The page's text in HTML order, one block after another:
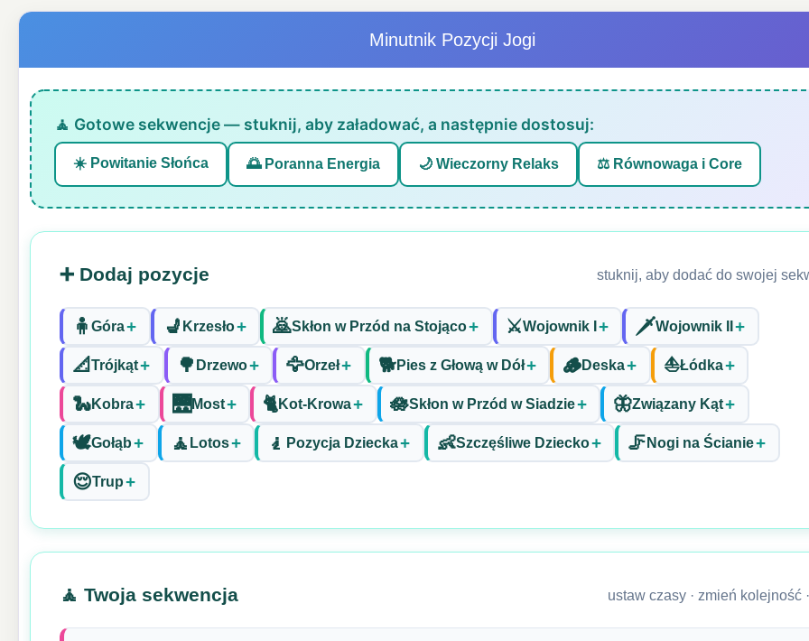
Minutnik Pozycji Jogi
🧘 Gotowe sekwencje — stuknij, aby załadować, a następnie dostosuj:
☀️ Powitanie Słońca 🌅 Poranna Energia 🌙 Wieczorny Relaks ⚖️ Równowaga i Core
➕ Dodaj pozycje stuknij, aby dodać do swojej
🧍 Góra+ 💺 Krzesło+ 🙇Skłon w Przód na Stojąco+ ⚔️Wojownik I+ 🗡️Wojownik II+
📐 Trójkąt+ 🌳 Drzewo+ 🦅Orzeł+ 🐕Pies z Głową w Dół+ 🪵Deska+ ⛵Łódka+
🐍Kobra+ 🌉Most+ 🐈Kot-Krowa+ 🪷Skłon w Przód w Siadzie+ 🦋Związany Kąt+
🕊️Gołąb+ 🧘 Lotos+ 🧎 Pozycja Dziecka+ 👶Szczęśliwe Dziecko+ 🦵Nogi na Ścianie+
😌Trup+
🧘 Twoja sekwencja ustaw czasy · zmień kolejność